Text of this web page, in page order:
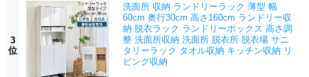
3
位
洗面所 収納 ランドリーラック 薄型 幅
60cm 奥行30cm 高さ160cm ランドリー収
納 脱衣ラック ランドリーボックス 高さ調
整 洗面所収納 洗面所 脱衣所 脱衣場 サニ
タリーラック タオル収納 キッチン収納 リ
ビング収納